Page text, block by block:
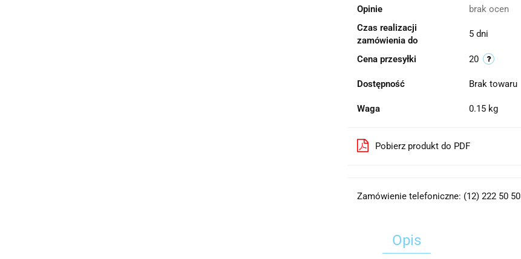
Opinie
brak ocen
Czas realizacji
zamówienia do
5 dni
Cena przesyłki 20
Dostępność Brak towaru
Waga 0.15 kg
Pobierz produkt do PDF
Zamówienie telefoniczne: (12) 222 50 50
Opis